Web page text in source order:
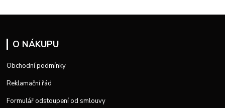
O NÁKUPU
Obchodní podmínky
Reklamační řád
Formulář odstoupení od smlouvy